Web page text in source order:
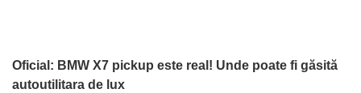
Oficial: BMW X7 pickup este real! Unde poate fi găsită
autoutilitara de lux